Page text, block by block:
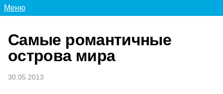
Меню
Самые романтичные
острова мира
30.05.2013